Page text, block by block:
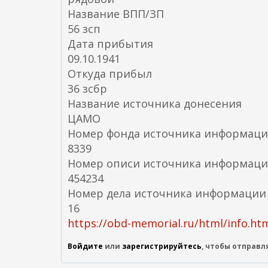
Название ВПП/ЗП
56 зсп
Дата прибытия
09.10.1941
Откуда прибыл
36 зсбр
Название источника донесения
ЦАМО
Номер фонда источника
8339
Номер описи источника
454234
Номер дела источника информации
16
https://obd-memorial.ru/html/
Войдите или зарегистрируйтесь, чтобы